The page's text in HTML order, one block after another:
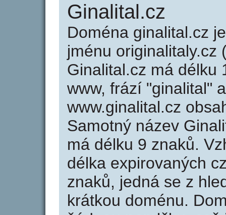
Ginalital.cz
Doména ginalital.cz
jménu originalitaly.cz
Ginalital.cz má délku
www, frází "ginalital"
www.ginalital.cz
Samotný název
má délku 9 znaků.
délka expirovaných
znaků, jedná se z
krátkou doménu.